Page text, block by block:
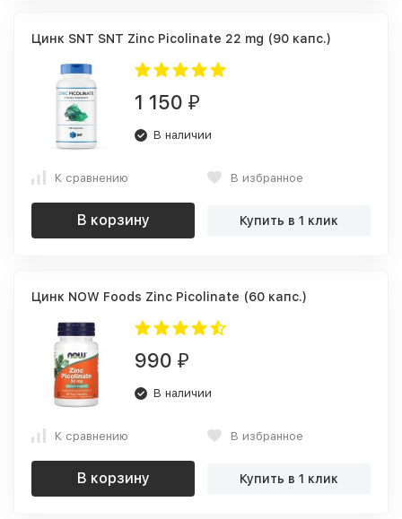
Цинк SNT SNT Zinc Picolinate 22 mg (90 капс.)
1 150 ₽
В наличии
К сравнению В избранное
В корзину Купить в 1 клик
Цинк NOW Foods Zinc Picolinate (60 капс.)
990 ₽
В наличии
К сравнению В избранное
В корзину Купить в 1 клик